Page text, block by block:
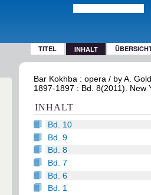
TITEL INHALT
Bar Kokhba : opera / by A.
1897-1897 : Bd. 8(2011). New
INHALT
Bd. 10
Bd. 9
Bd. 8
Bd. 7
Bd. 6
Bd. 1